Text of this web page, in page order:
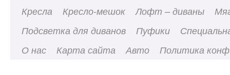
Кресла
Кресло-мешок Лофт – диваны
Подсветка для диванов
Пуфики
О нас
Карта сайта Авто Политика